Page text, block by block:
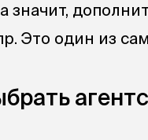
значит,
Это один из